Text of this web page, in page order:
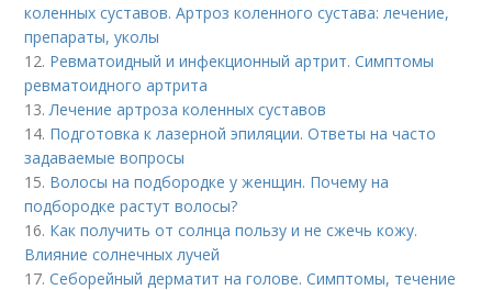
коленных суставов. Артроз коленного сустава: лечение,
препараты, уколы
12. Ревматоидный и инфекционный артрит. Симптомы
ревматоидного артрита
13. Лечение артроза коленных суставов
14. Подготовка к лазерной эпиляции. Ответы на часто
задаваемые вопросы
15. Волосы на подбородке у женщин. Почему на
подбородке растут волосы?
16. Как получить от солнца пользу и не сжечь кожу.
Влияние солнечных лучей
17.Себорейный дерматит на голове. Cимптомы, течение